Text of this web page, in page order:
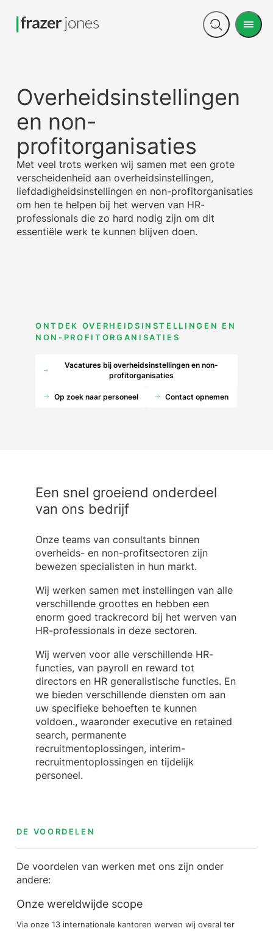
Open
Menu
Overheidsinstellingen
en non-
profitorganisaties
Met veel trots werken wij samen met een grote
verscheidenheid aan overheidsinstellingen,
liefdadigheidsinstellingen en non-profitorganisaties
om hen te helpen bij het werven van HR-
professionals die zo hard nodig zijn om dit
essentiële werk te kunnen blijven doen.
ONTDEK OVERHEIDSINSTELLINGEN EN
NON-PROFITORGANISATIES
Vacatures bij overheidsinstellingen en non-
profitorganisaties
Op zoek naar personeel Contact opnemen
Een snel groeiend onderdeel
van ons bedrijf
Onze teams van consultants binnen
overheids- en non-profitsectoren zijn
bewezen specialisten in hun markt.
Wij werken samen met instellingen van alle
verschillende groottes en hebben een
enorm goed trackrecord bij het werven van
HR-professionals in deze sectoren.
Wij werven voor alle verschillende HR-
functies, van payroll en reward tot
directors en HR generalistische functies. En
we bieden verschillende diensten om aan
uw specifieke behoeften te kunnen
voldoen., waaronder executive en retained
search, permanente
recruitmentoplossingen, interim-
recruitmentoplossingen en tijdelijk
personeel.
DE VOORDELEN
De voordelen van werken met ons zijn onder
andere:
Onze wereldwijde scope
Via onze 13 internationale kantoren werven wij overal ter